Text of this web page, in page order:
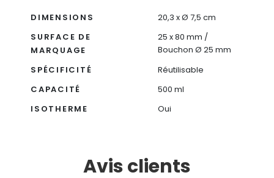
DIMENSIONS
20,3 x Ø 7,5 cm
SURFACE DE
MARQUAGE
25 x 80 mm /
Bouchon Ø 25 mm
SPÉCIFICITÉ
Réutilisable
CAPACITÉ
500 ml
ISOTHERME
Oui
Avis clients